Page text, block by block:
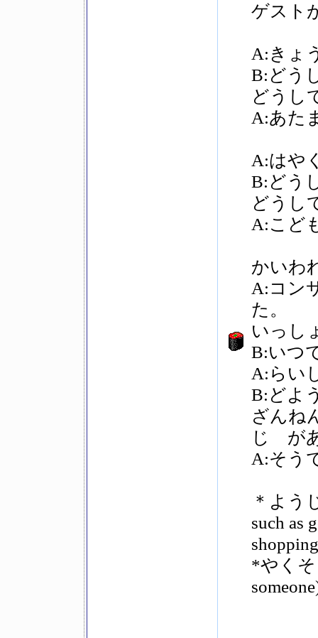
ゲスト
A:きょ
B:どう
どうし
A:あた
A:はや
B:どう
どうし
A:こど
かいわ
A:コン
た。
いっし
B:いつ
A:らい
B:どよ
ざんね
じ が
A:そう
＊よう
such as
*やくそ